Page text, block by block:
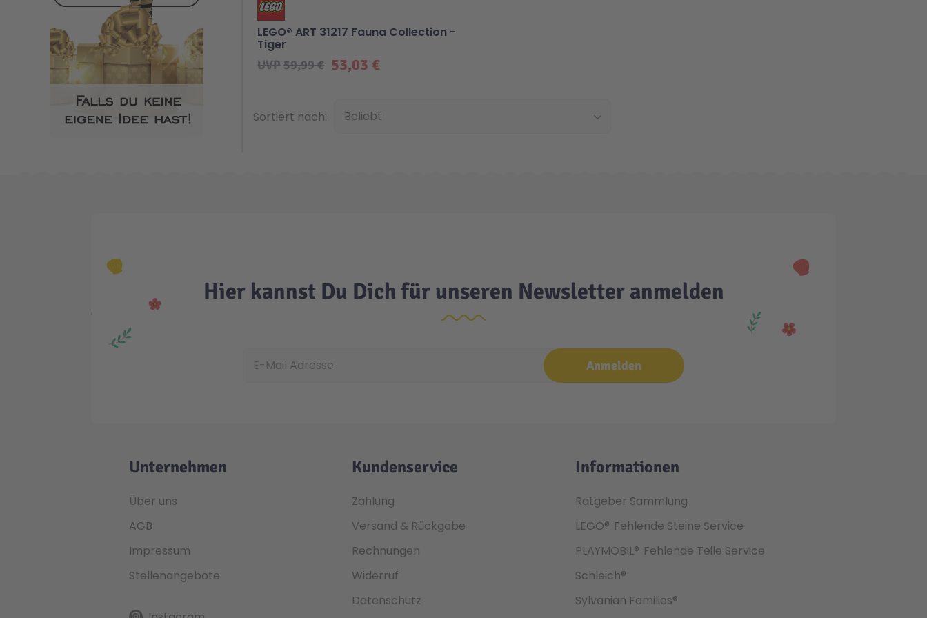
53,03 €
UVP59,99 €
LEGO® ART 31217 Fauna Collection -
Tiger
Sortiert nach: Unten
Hier kannst Du Dich für unseren Newsletter anmelden
Anmelden
Unternehmen
Über uns
AGB
Impressum
Stellenangebote
Kundenservice
Zahlung
Versand & Rückgabe
Rechnungen
Widerruf
Datenschutz
Informationen
Ratgeber Sammlung
LEGO® Fehlende Steine Service
PLAYMOBIL® Fehlende Teile Service
Schleich®
Sylvanian Families®